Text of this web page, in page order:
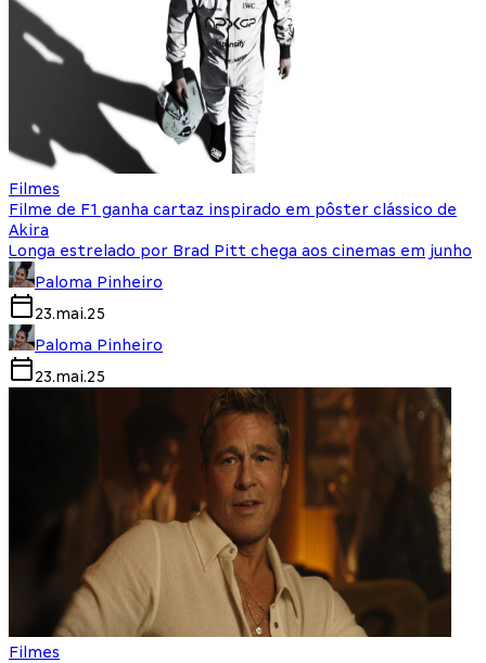
Filmes
Filme de F1 ganha cartaz inspirado em pôster clássico de
Akira
Longa estrelado por Brad Pitt chega aos cinemas em junho
Paloma Pinheiro
23.mai.25
Paloma Pinheiro
23.mai.25
Filmes